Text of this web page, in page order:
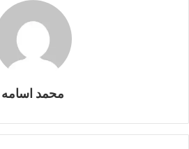
n
er
محمد اسامه